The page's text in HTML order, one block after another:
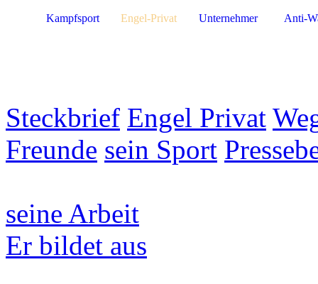
Steckbrief Engel Privat
Freunde sein Sport
seine Arbeit
Er bildet aus
Kampfsport Engel-Privat Unternehmer Anti-